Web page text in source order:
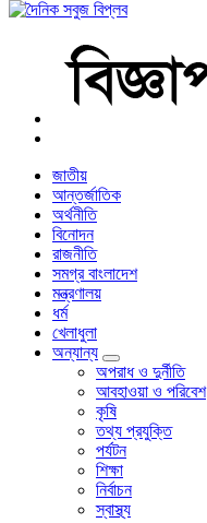
বাংলা নিউজ পেপার
জাতীয়
আন্তর্জাতিক
অর্থনীতি
বিনোদন
রাজনীতি
সমগ্র বাংলাদেশ
মন্ত্রণালয়
ধর্ম
খেলাধুলা
অন্যান্য
অপরাধ ও দুর্নীতি
আবহাওয়া ও পরিবেশ
কৃষি
তথ্য প্রযুক্তি
পর্যটন
শিক্ষা
নির্বাচন
স্বাস্থ্য